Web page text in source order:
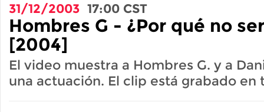
31/12/2003 17:00 CST
Hombres G - ¿Por qué no
[2004]
El video muestra a Hombres G. y a
una actuación. El clip está grabado en